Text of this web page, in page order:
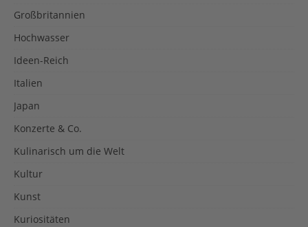
Großbritannien
Hochwasser
Ideen-Reich
Italien
Japan
Konzerte & Co.
Kulinarisch um die Welt
Kultur
Kunst
Kuriositäten